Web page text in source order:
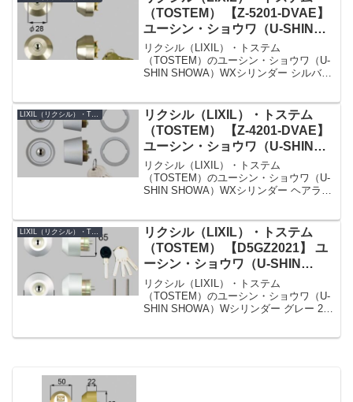
品...
（TOSTEM） 【Z-5201-DVAE】
ユーシン・ショウワ（U-SHIN
SHOWA）WXシリンダー 勝手口
ドア用 シルバー 2個同一
リクシル（LIXIL）・トステム
（TOSTEM）のユーシン・ショウワ（U-
SHIN SHOWA）WXシリンダー シルバー
リンダーの色シルバーセッ...
LIXIL（リクシル）・TOSTEM（トステム）
リクシル（LIXIL）・トステム
（TOSTEM） 【Z-4201-DVAE】
ユーシン・ショウワ（U-SHIN
SHOWA）WXシリンダー 勝手口
ドア用 ヘアライン 2個同一
リクシル（LIXIL）・トステム
（TOSTEM）のユーシン・ショウワ（U-
SHIN SHOWA）WXシリンダー ヘアライ
DVAEシリンダーの色ヘアライン...
LIXIL（リクシル）・TOSTEM（トステム）
リクシル（LIXIL）・トステム
（TOSTEM） 【D5GZ2021】 ユ
ーシン・ショウワ（U-SHIN
SHOWA）Wシリンダー 玄関ドア
用 グレー 2個同一
リクシル（LIXIL）・トステム
（TOSTEM）のユーシン・ショウワ（U-
SHIN SHOWA）Wシリンダー グレー 2個